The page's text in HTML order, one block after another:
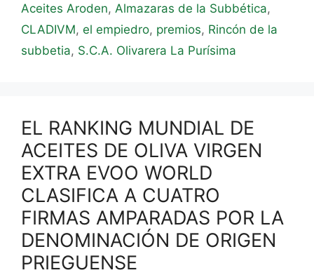
Aceites Aroden, Almazaras de la Subbética,
CLADIVM, el empiedro, premios, Rincón de la
subbetia, S.C.A. Olivarera La Purísima
EL RANKING MUNDIAL DE
ACEITES DE OLIVA VIRGEN
EXTRA EVOO WORLD
CLASIFICA A CUATRO
FIRMAS AMPARADAS POR LA
DENOMINACIÓN DE ORIGEN
PRIEGUENSE